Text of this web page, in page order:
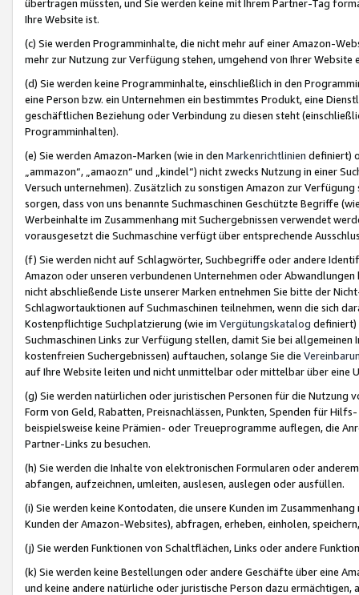
übertragen müssten, und Sie werden keine mit Ihrem Partner-Tag
Ihre Website ist.
(c) Sie werden Programminhalte, die nicht mehr auf einer Amazon-
mehr zur Nutzung zur Verfügung stehen, umgehend von Ihrer
(d) Sie werden keine Programminhalte, einschließlich in den
eine Person bzw. ein Unternehmen ein bestimmtes Produkt, eine
geschäftlichen Beziehung oder Verbindung zu diesen steht
Programminhalten).
(e) Sie werden Amazon-Marken (wie in den Markenrichtlinien definiert)
„ammazon“, „amaozn“ und „kindel“) nicht zwecks Nutzung in einer
Versuch unternehmen). Zusätzlich zu sonstigen Amazon zur
sorgen, dass von uns benannte Suchmaschinen Geschützte Begriffe
Werbeinhalte im Zusammenhang mit Suchergebnissen verwendet
vorausgesetzt die Suchmaschine verfügt über entsprechende
(f) Sie werden nicht auf Schlagwörter, Suchbegriffe oder andere
Amazon oder unseren verbundenen Unternehmen oder
nicht abschließende Liste unserer Marken entnehmen Sie bitte der
Schlagwortauktionen auf Suchmaschinen teilnehmen, wenn die sich
Kostenpflichtige Suchplatzierung (wie im Vergütungskatalog definiert)
Suchmaschinen Links zur Verfügung stellen, damit Sie bei
kostenfreien Suchergebnissen) auftauchen, solange Sie die
auf Ihre Website leiten und nicht unmittelbar oder mittelbar über eine
(g) Sie werden natürlichen oder juristischen Personen für die Nutzung
Form von Geld, Rabatten, Preisnachlässen, Punkten, Spenden für
beispielsweise keine Prämien- oder Treueprogramme auflegen, die
Partner-Links zu besuchen.
(h) Sie werden die Inhalte von elektronischen Formularen oder
abfangen, aufzeichnen, umleiten, auslesen, auslegen oder ausfüllen.
(i) Sie werden keine Kontodaten, die unsere Kunden im
Kunden der Amazon-Websites), abfragen, erheben, einholen,
(j) Sie werden Funktionen von Schaltflächen, Links oder andere
(k) Sie werden keine Bestellungen oder andere Geschäfte über eine
und keine andere natürliche oder juristische Person dazu